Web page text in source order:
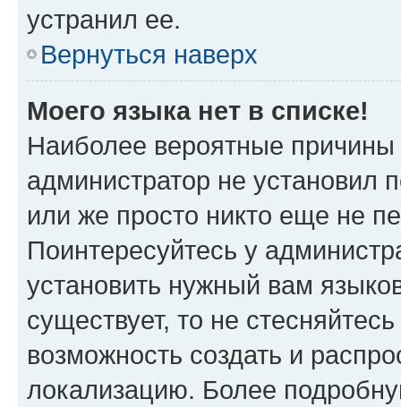
устранил ее.
Вернуться наверх
Моего языка нет в списке!
Наиболее вероятные причины
администратор не установил
или же просто никто еще не
Поинтересуйтесь у
установить нужный вам
существует, то не
возможность создать и
локализацию. Более